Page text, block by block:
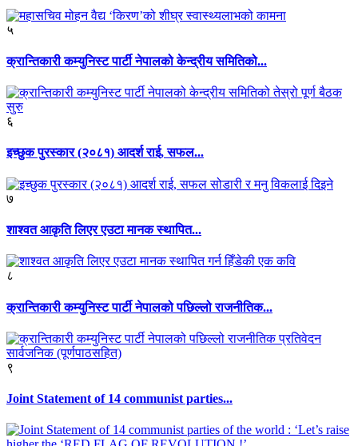
५
क्रान्तिकारी कम्युनिस्ट पार्टी नेपालको केन्द्रीय समितिको...
६
इच्छुक पुरस्कार (२०८१) आदर्श राई, सफल...
७
शाश्वत आकृति लिएर एउटा मानक स्थापित...
८
क्रान्तिकारी कम्युनिस्ट पार्टी नेपालको पछिल्लो राजनीतिक...
९
Joint Statement of 14 communist parties...